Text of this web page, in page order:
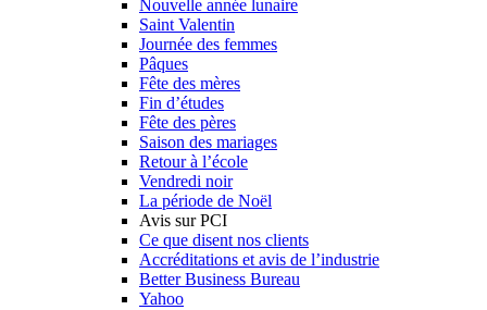
Nouvelle année lunaire
Saint Valentin
Journée des femmes
Pâques
Fête des mères
Fin d’études
Fête des pères
Saison des mariages
Retour à l’école
Vendredi noir
La période de Noël
Avis sur PCI
Ce que disent nos clients
Accréditations et avis de l’industrie
Better Business Bureau
Yahoo